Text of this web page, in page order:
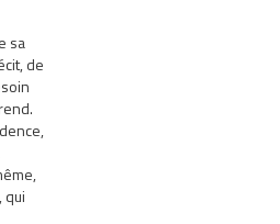
sa
de
qui